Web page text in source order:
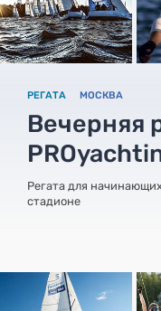
РЕГАТА МОСКВА
Вечерняя
Регата для
стадионе